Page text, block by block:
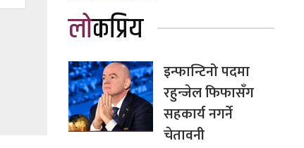
लोकप्रिय
इन्फान्टिनो पदमा
रहुन्जेल फिफासँग
सहकार्य नगर्ने
चेतावनी